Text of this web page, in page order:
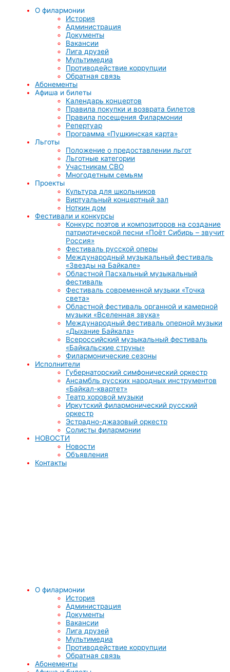
О филармонии
История
Администрация
Документы
Вакансии
Лига друзей
Мультимедиа
Противодействие коррупции
Обратная связь
Абонементы
Афиша и билеты
Календарь концертов
Правила покупки и возврата билетов
Правила посещения Филармонии
Репертуар
Программа «Пушкинская карта»
Льготы
Положение о предоставлении льгот
Льготные категории
Участникам СВО
Многодетным семьям
Проекты
Культура для школьников
Виртуальный концертный зал
Ноткин дом
Фестивали и конкурсы
Конкурс поэтов и композиторов на создание
патриотической песни «Поёт Сибирь – звучит
Россия»
Фестиваль русской оперы
Международный музыкальный фестиваль
«Звезды на Байкале»
Областной Пасхальный музыкальный
фестиваль
Фестиваль современной музыки «Точка
света»
Областной фестиваль органной и камерной
музыки «Вселенная звука»
Международный фестиваль оперной музыки
«Дыхание Байкала»
Всероссийский музыкальный фестиваль
«Байкальские струны»
Филармонические сезоны
Исполнители
Губернаторский симфонический оркестр
Ансамбль русских народных инструментов
«Байкал-квартет»
Театр хоровой музыки
Иркутский филармонический русский
оркестр
Эстрадно-джазовый оркестр
Солисты филармонии
НОВОСТИ
Новости
Объявления
Контакты
О филармонии
История
Администрация
Документы
Вакансии
Лига друзей
Мультимедиа
Противодействие коррупции
Обратная связь
Абонементы